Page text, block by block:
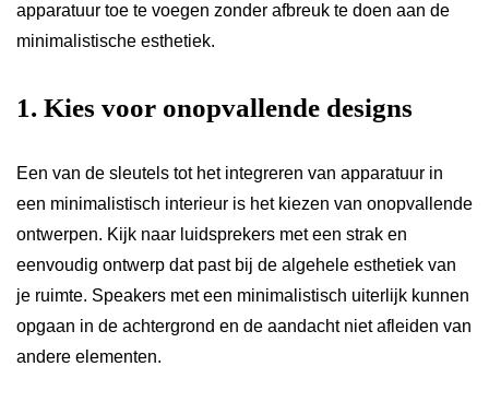
apparatuur toe te voegen zonder afbreuk te doen aan de
minimalistische esthetiek.
1. Kies voor onopvallende designs
Een van de sleutels tot het integreren van apparatuur in
een minimalistisch interieur is het kiezen van onopvallende
ontwerpen. Kijk naar luidsprekers met een strak en
eenvoudig ontwerp dat past bij de algehele esthetiek van
je ruimte. Speakers met een minimalistisch uiterlijk kunnen
opgaan in de achtergrond en de aandacht niet afleiden van
andere elementen.